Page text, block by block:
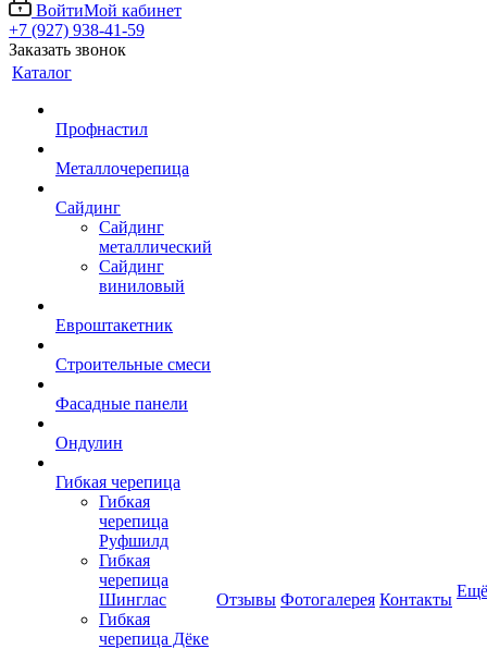
ВойтиМой кабинет
+7 (927) 938-41-59
Заказать звонок
Каталог
Профнастил
Металлочерепица
Сайдинг
Сайдинг
металлический
Сайдинг
виниловый
Евроштакетник
Строительные смеси
Фасадные панели
Ондулин
Гибкая черепица
Гибкая
черепица
Руфшилд
Гибкая
черепица
Шинглас
Гибкая
черепица Дёке
Отзывы Фотогалерея Контакты Ещё